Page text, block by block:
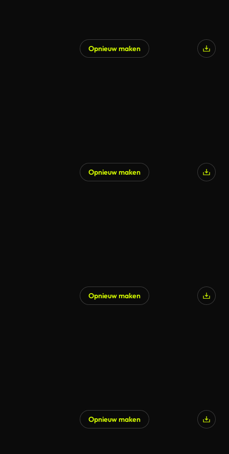
Opnieuw maken
Opnieuw maken
Opnieuw maken
Opnieuw maken